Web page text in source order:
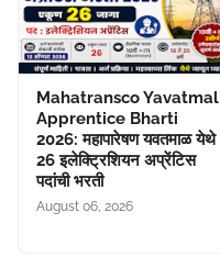
Mahatransco Yavatmal
Apprentice Bharti
2026: महापारेषण यवतमाळ येथे
26 इलेक्ट्रिशियन अप्रेंटिस
पदांची भरती
August 06, 2026